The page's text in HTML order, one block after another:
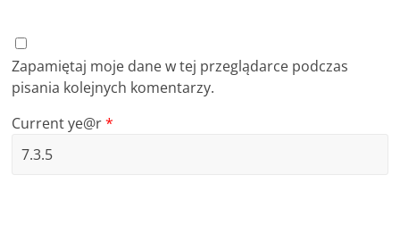
Zapamiętaj moje dane w tej przeglądarce podczas
pisania kolejnych komentarzy.
Current ye@r*